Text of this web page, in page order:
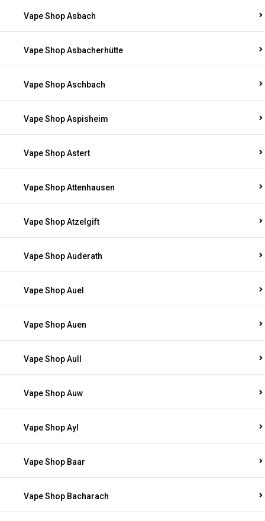
Vape Shop Asbach
Vape Shop Asbacherhütte
Vape Shop Aschbach
Vape Shop Aspisheim
Vape Shop Astert
Vape Shop Attenhausen
Vape Shop Atzelgift
Vape Shop Auderath
Vape Shop Auel
Vape Shop Auen
Vape Shop Aull
Vape Shop Auw
Vape Shop Ayl
Vape Shop Baar
Vape Shop Bacharach